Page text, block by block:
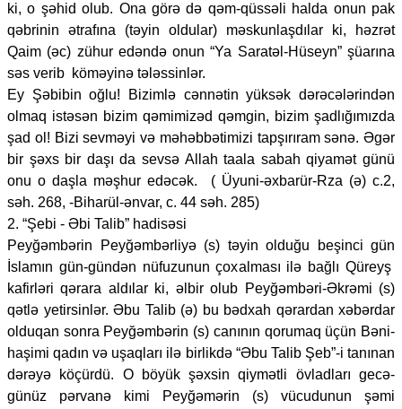
ki, o şəhid olub. Ona görə də qəm-qüssəli halda onun pak
qəbrinin ətrafına (təyin oldular) məskunlaşdılar ki, həzrət
Qaim (əc) zühur edəndə onun “Ya Saratəl-Hüseyn” şüarına
səs verib köməyinə tələssinlər.
Ey Şəbibin oğlu! Bizimlə cənnətin yüksək dərəcələrindən
olmaq istəsən bizim qəmimizəd qəmgin, bizim şadlığımızda
şad ol! Bizi sevməyi və məhəbbətimizi tapşırıram sənə. Əgər
bir şəxs bir daşı da sevsə Allah taala sabah qiyamət günü
onu o daşla məşhur edəcək. ( Üyuni-əxbarür-Rza (ə) c.2,
səh. 268, -Biharül-ənvar, c. 44 səh. 285)
2. “Şebi - Əbi Talib” hadisəsi
Peyğəmbərin Peyğəmbərliyə (s) təyin olduğu beşinci gün
İslamın gün-gündən nüfuzunun çoxalması ilə bağlı Qüreyş
kafirləri qərara aldılar ki, əlbir olub Peyğəmbəri-Əkrəmi (s)
qətlə yetirsinlər. Əbu Talib (ə) bu bədxah qərardan xəbərdar
olduqan sonra Peyğəmbərin (s) canının qorumaq üçün Bəni-
haşimi qadın və uşaqları ilə birlikdə “Əbu Talib Şeb”-i tanınan
dərəyə köçürdü. O böyük şəxsin qiymətli övladları gecə-
günüz pərvanə kimi Peyğəmərin (s) vücudunun şəmi